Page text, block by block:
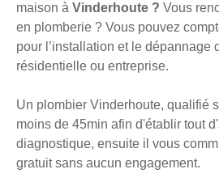
maison à Vinderhoute ? Vous
en plomberie ? Vous pouvez
pour l’installation et le dépannage
résidentielle ou entreprise.
Un plombier Vinderhoute, qualifié
moins de 45min afin d'établir tout
diagnostique, ensuite il vous
gratuit sans aucun engagement.